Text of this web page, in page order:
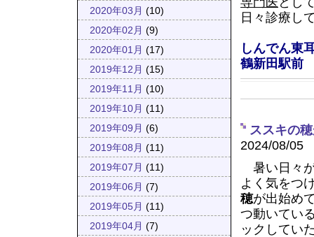
2020年03月 (10)
2020年02月 (9)
2020年01月 (17)
2019年12月 (15)
2019年11月 (10)
2019年10月 (11)
2019年09月 (6)
2019年08月 (11)
2019年07月 (11)
2019年06月 (7)
2019年05月 (11)
2019年04月 (7)
日々診療し
しんでん東
鶴新田駅前
ススキの
2024/08/05
暑い日々
よく気をつ
穂が出始め
つ動いてい
ックしてい